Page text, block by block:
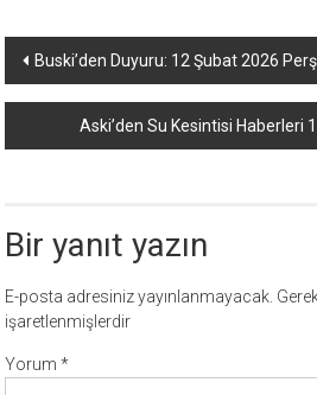
Yazı
dolaşımı
Buski’den Duyuru: 12 Şubat 2026
Aski’den Su Kesintisi Haberleri
Bir yanıt yazın
E-posta adresiniz yayınlanmayacak.
işaretlenmişlerdir
Yorum*